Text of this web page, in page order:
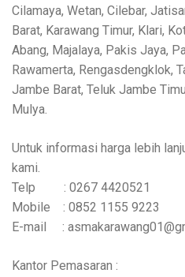
Cilamaya, Wetan, Cilebar,
Barat, Karawang Timur, Klari,
Abang, Majalaya, Pakis Jaya,
Rawamerta, Rengasdengklok,
Jambe Barat, Teluk Jambe
Mulya.
Untuk informasi harga lebih
kami.
Telp : 0267 4420521
Mobile : 0852 1155 9223
E-mail :
Kantor Pemasaran :